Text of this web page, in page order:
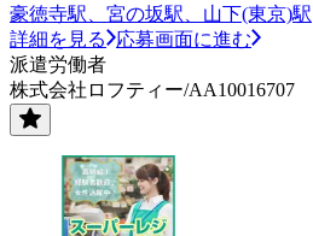
豪徳寺駅、宮の坂駅、山下(東京)駅
詳細を見る
応募画面に進む
派遣労働者
株式会社ロフティー/AA10016707